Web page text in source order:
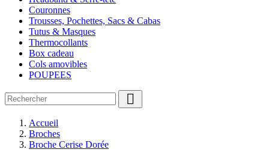
Couronnes
Trousses, Pochettes, Sacs & Cabas
Tutus & Masques
Thermocollants
Box cadeau
Cols amovibles
POUPEES

Accueil
Broches
Broche Cerise Dorée